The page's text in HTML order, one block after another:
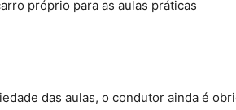
próprio para as aulas práticas
das aulas, o condutor ainda é